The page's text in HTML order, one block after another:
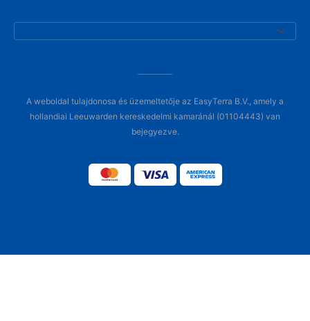
A weboldal tulajdonosa és üzemeltetője az EasyTerra B.V., amely a
hollandiai Leeuwarden kereskedelmi kamaránál (01104443) van
bejegyezve.